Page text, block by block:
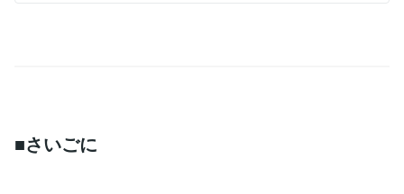
■さいごに